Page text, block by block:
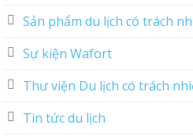
Sản phẩm du lịch có trách
Sự kiện Wafort
Thư viện Du lịch có trách
Tin tức du lịch